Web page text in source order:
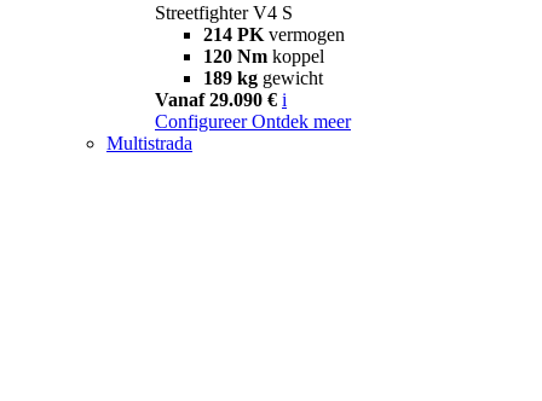
Streetfighter V4 S
214 PK vermogen
120 Nm koppel
189 kg gewicht
Vanaf 29.090 € i
Configureer Ontdek meer
Multistrada